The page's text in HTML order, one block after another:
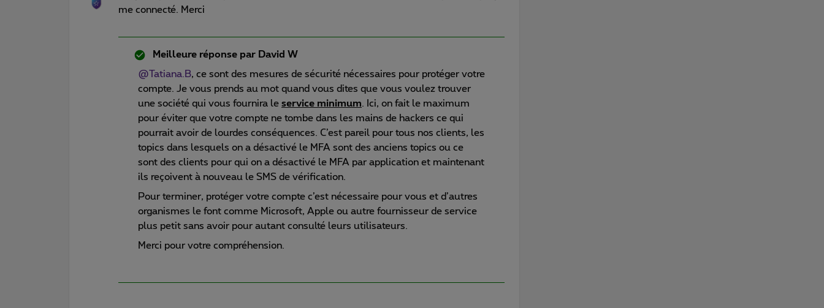
me connecté. Merci
Meilleure réponse par David W
@Tatiana.B, ce sont des mesures de sécurité nécessaires pour protéger votre
compte. Je vous prends au mot quand vous dites que vous voulez trouver
une société qui vous fournira le service minimum . Ici, on fait le maximum
pour éviter que votre compte ne tombe dans les mains de hackers ce qui
pourrait avoir de lourdes conséquences. C’est pareil pour tous nos clients, les
topics dans lesquels on a désactivé le MFA sont des anciens topics ou ce
sont des clients pour qui on a désactivé le MFA par application et maintenant
ils reçoivent à nouveau le SMS de vérification.
Pour terminer, protéger votre compte c’est nécessaire pour vous et d’autres
organismes le font comme Microsoft, Apple ou autre fournisseur de service
plus petit sans avoir pour autant consulté leurs utilisateurs.
Merci pour votre compréhension.